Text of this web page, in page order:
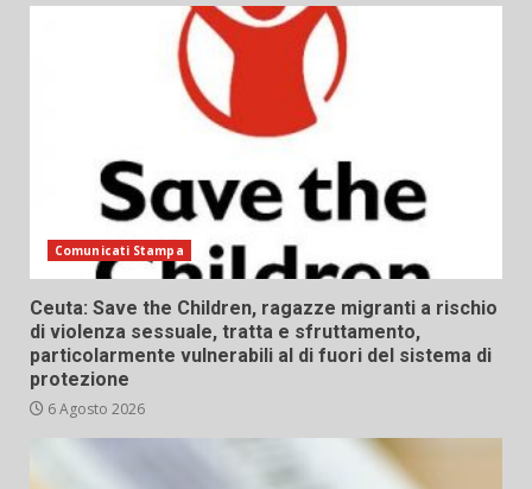
Comunicati Stampa
Ceuta: Save the Children, ragazze migranti a rischio
di violenza sessuale, tratta e sfruttamento,
particolarmente vulnerabili al di fuori del sistema di
protezione
6 Agosto 2026